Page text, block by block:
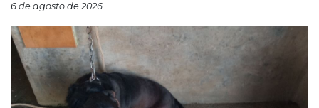
6 de agosto de 2026